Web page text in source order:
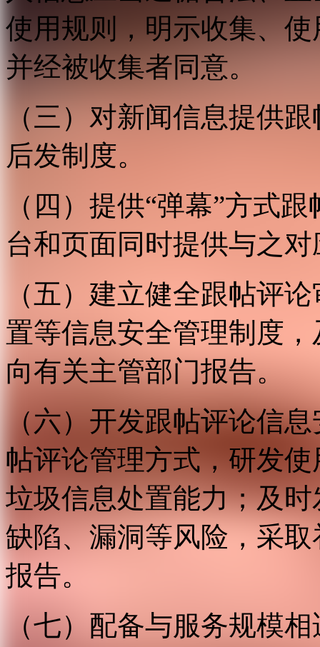
使用规则，明示收集、
并经被收集者同意。
（三）对新闻信息提供
后发制度。
（四）提供“弹幕”方式
台和页面同时提供与之
（五）建立健全跟帖评
置等信息安全管理制度
向有关主管部门报告。
（六）开发跟帖评论信
帖评论管理方式，研发
垃圾信息处置能力；及
缺陷、漏洞等风险，采
报告。
（七）配备与服务规模